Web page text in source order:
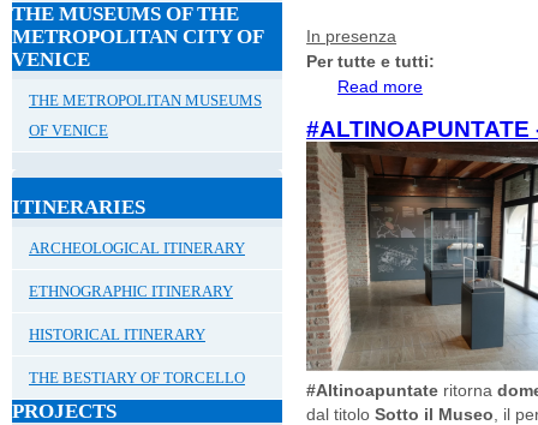
THE MUSEUMS OF THE
METROPOLITAN CITY OF
VENICE
THE METROPOLITAN MUSEUMS
OF VENICE
ITINERARIES
ARCHEOLOGICAL ITINERARY
ETHNOGRAPHIC ITINERARY
HISTORICAL ITINERARY
THE BESTIARY OF TORCELLO
PROJECTS
In presenza
Per tutte e tutti:
Read more
#ALTINOAPUNTATE
#Altinoapuntate ritorna
dal titoloSotto il Museo , il